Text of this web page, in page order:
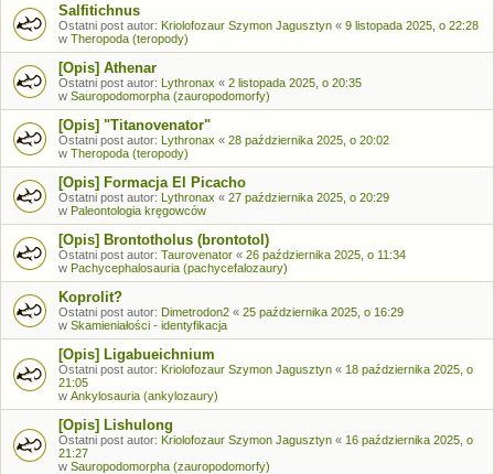
Salfitichnus
Ostatni post autor: Kriolofozaur Szymon Jagusztyn « 9 listopada 2025, o 22:28
w Theropoda (teropody)
[Opis] Athenar
Ostatni post autor: Lythronax « 2 listopada 2025, o 20:35
w Sauropodomorpha (zauropodomorfy)
[Opis] "Titanovenator"
Ostatni post autor: Lythronax « 28 października 2025, o 20:02
w Theropoda (teropody)
[Opis] Formacja El Picacho
Ostatni post autor: Lythronax « 27 października 2025, o 20:29
w Paleontologia kręgowców
[Opis] Brontotholus (brontotol)
Ostatni post autor: Taurovenator « 26 października 2025, o 11:34
w Pachycephalosauria (pachycefalozaury)
Koprolit?
Ostatni post autor: Dimetrodon2 « 25 października 2025, o 16:29
w Skamieniałości - identyfikacja
[Opis] Ligabueichnium
Ostatni post autor: Kriolofozaur Szymon Jagusztyn « 18 października 2025, o
21:05
w Ankylosauria (ankylozaury)
[Opis] Lishulong
Ostatni post autor: Kriolofozaur Szymon Jagusztyn « 16 października 2025, o
21:27
w Sauropodomorpha (zauropodomorfy)